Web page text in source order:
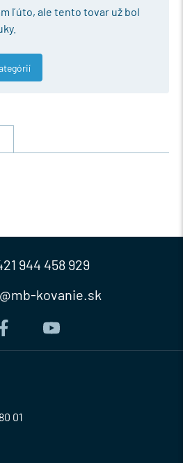
ľúto, ale tento tovar už bol
944 458 929
kovanie.sk
01